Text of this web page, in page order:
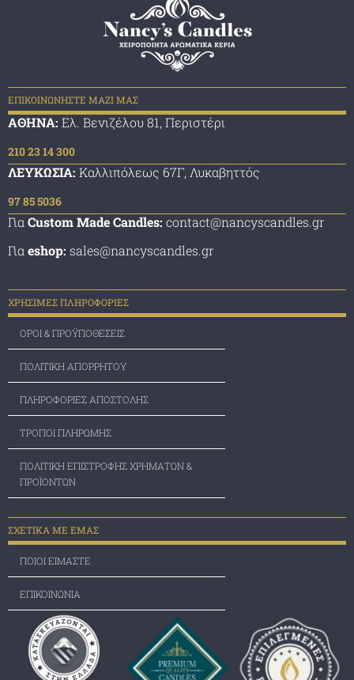
ΕΠΙΚΟΙΝΩΝΗΣΤΕ ΜΑΖΙ ΜΑΣ
ΑΘΗΝΑ: Ελ. Βενιζέλου 81, Περιστέρι
210 23 14 300
ΛΕΥΚΩΣΙΑ: Καλλιπόλεως 67Γ, Λυκαβηττός
97 85 5036
ΓιαCustom Made Candles: contact@nancyscandles.gr
Γιαeshop: sales@nancyscandles.gr
ΧΡΗΣΙΜΕΣ ΠΛΗΡΟΦΟΡΙΕΣ
ΟΡΟΙ & ΠΡΟΫΠΟΘΕΣΕΙΣ
ΠΟΛΙΤΙΚΗ ΑΠΟΡΡΗΤΟΥ
ΠΛΗΡΟΦΟΡΙΕΣ ΑΠΟΣΤΟΛΗΣ
ΤΡΟΠΟΙ ΠΛΗΡΩΜΗΣ
ΠΟΛΙΤΙΚΗ ΕΠΙΣΤΡΟΦΗΣ ΧΡΗΜΑΤΩΝ &
ΠΡΟΪΟΝΤΩΝ
ΣΧΕΤΙΚΑ ΜΕ ΕΜΑΣ
ΠΟΙΟΙ ΕΙΜΑΣΤΕ
ΕΠΙΚΟΙΝΩΝΙΑ